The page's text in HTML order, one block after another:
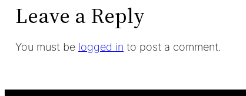
Leave a Reply
You must be logged in to post a comment.